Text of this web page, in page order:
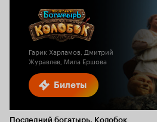
Билеты
Гарик Харламов, Дмитрий
Журавлев, Мила Ершова
Последний богатырь. Колобок